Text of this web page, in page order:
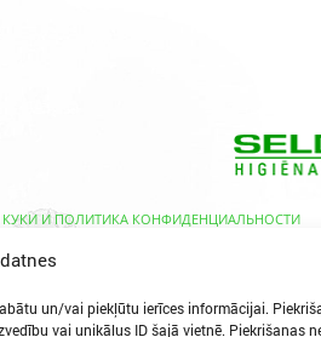
un/vai piekļūtu ierīces informācijai.
vai unikālus ID šajā vietnē. Piekrišanas
И ПОЛИТИКА КОНФИДЕНЦИАЛЬНОСТИ